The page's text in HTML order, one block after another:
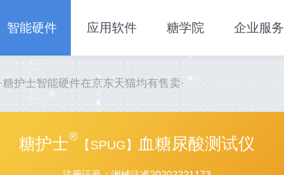
智能硬件 应用软件 糖学院 企业服务
·糖护士智能硬件在京东天猫均有售卖·
糖护士®
【SPUG】 血糖尿酸测试仪